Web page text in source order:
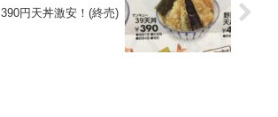
390円天丼激安！(終売)